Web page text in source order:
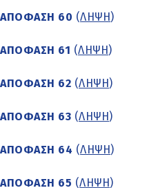
ΑΠΟΦΑΣΗ 60 (ΛΗΨΗ )
ΑΠΟΦΑΣΗ 61 (ΛΗΨΗ )
ΑΠΟΦΑΣΗ 62 (ΛΗΨΗ )
ΑΠΟΦΑΣΗ 63 (ΛΗΨΗ )
ΑΠΟΦΑΣΗ 64 (ΛΗΨΗ )
ΑΠΟΦΑΣΗ 65 (ΛΗΨΗ )